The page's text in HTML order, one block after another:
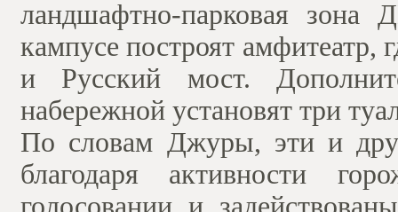
ландшафтно-парковая
кампусе построят амфитеатр,
и Русский мост.
набережной установят три
По словам Джуры, эти и
благодаря активности